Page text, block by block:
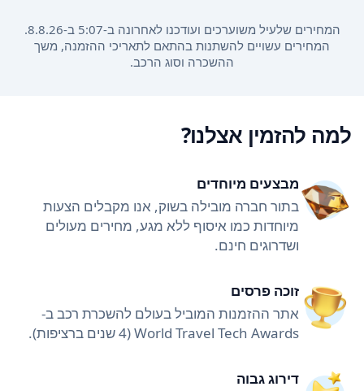
המחירים שלעיל משוערכים ועודכנו לאחרונה ב-5:07 ב-8.8.26.
המחירים עשויים להשתנות בהתאם לתאריכי ההזמנה, משך
ההשכרה וסוג הרכב.
למה להזמין אצלנו?
מבצעים מיוחדים
בתור חברה מובילה בשוק, אנו מקבלים הצעות
מיוחדות כמו איסוף ללא מגע, מחירים מעולים
ושדרוגים חינם.
זוכה פרסים
אתר ההזמנות המוביל בעולם להשכרת רכב ב-
World Travel Tech Awards (4 שנים ברציפות).
דירוג גבוה